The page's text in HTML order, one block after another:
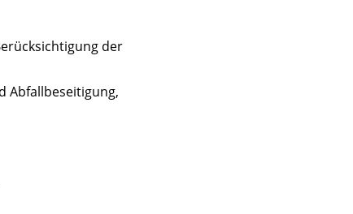
der
Abfallbeseitigung,